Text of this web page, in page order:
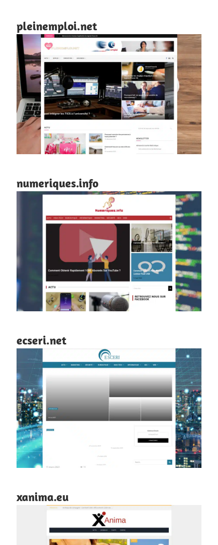
pleinemploi.net
numeriques.info
ecseri.net
xanima.eu